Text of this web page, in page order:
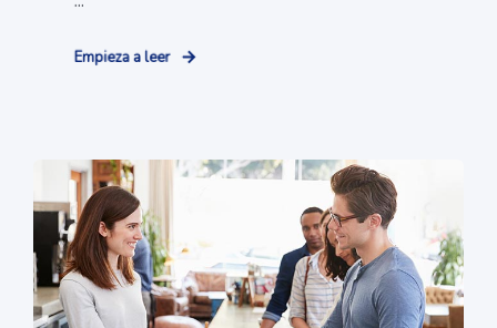
Empieza a leer